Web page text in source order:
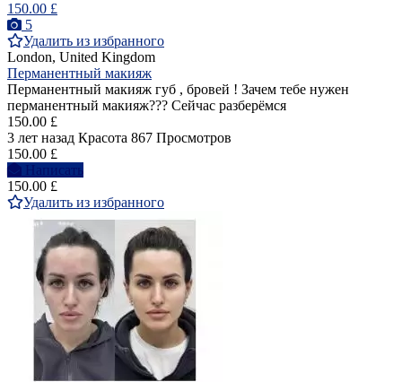
150.00 £
5
Удалить из избранного
London, United Kingdom
Перманентный макияж
Перманентный макияж губ , бровей ! Зачем тебе нужен
перманентный макияж??? Сейчас разберёмся
150.00 £
3 лет назад Красота 867 Просмотров
150.00 £
Написать
150.00 £
Удалить из избранного